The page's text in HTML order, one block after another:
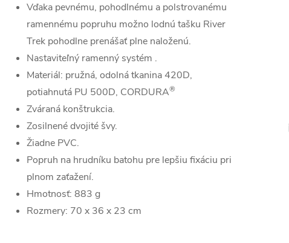
Vďaka pevnému, pohodlnému a polstrovanému
ramennému popruhu možno lodnú tašku River
Trek pohodlne prenášať plne naloženú.
Nastaviteľný ramenný systém .
Materiál: pružná, odolná tkanina 420D,
potiahnutá PU 500D, CORDURA®
Zváraná konštrukcia.
Zosilnené dvojité švy.
Žiadne PVC.
Popruh na hrudníku batohu pre lepšiu fixáciu pri
plnom zaťažení.
Hmotnosť: 883 g
Rozmery: 70 x 36 x 23 cm